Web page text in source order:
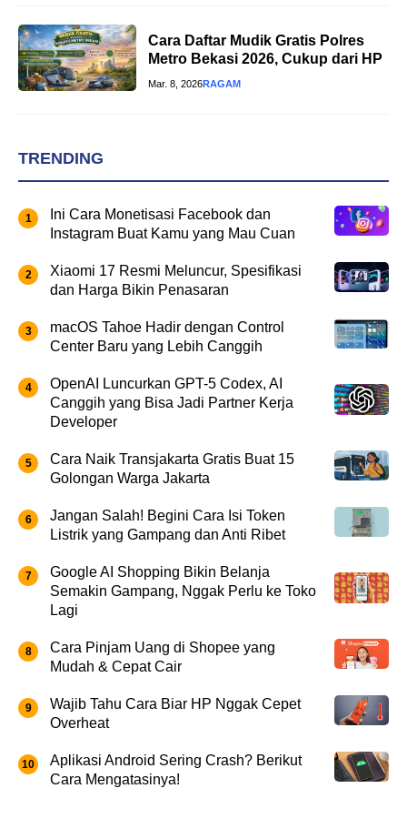
Cara Daftar Mudik Gratis Polres
Metro Bekasi 2026, Cukup dari HP
Mar. 8, 2026RAGAM
TRENDING
Ini Cara Monetisasi Facebook dan
Instagram Buat Kamu yang Mau Cuan
Xiaomi 17 Resmi Meluncur, Spesifikasi
dan Harga Bikin Penasaran
macOS Tahoe Hadir dengan Control
Center Baru yang Lebih Canggih
OpenAI Luncurkan GPT-5 Codex, AI
Canggih yang Bisa Jadi Partner Kerja
Developer
Cara Naik Transjakarta Gratis Buat 15
Golongan Warga Jakarta
Jangan Salah! Begini Cara Isi Token
Listrik yang Gampang dan Anti Ribet
Google AI Shopping Bikin Belanja
Semakin Gampang, Nggak Perlu ke Toko
Lagi
Cara Pinjam Uang di Shopee yang
Mudah & Cepat Cair
Wajib Tahu Cara Biar HP Nggak Cepet
Overheat
Aplikasi Android Sering Crash? Berikut
Cara Mengatasinya!